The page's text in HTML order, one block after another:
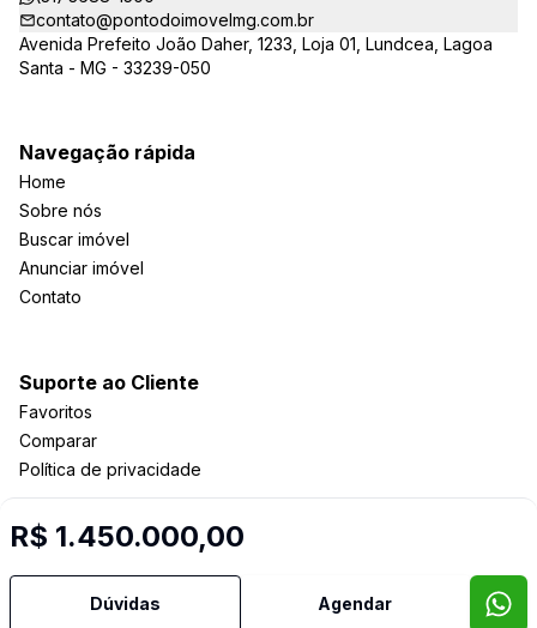
R$ 1.450.000,00
Dúvidas Agendar
contato@pontodoimovelmg.com.br
Avenida Prefeito João Daher, 1233, Loja 01, Lundcea, Lagoa
Santa - MG - 33239-050
Navegação rápida
Home
Sobre nós
Buscar imóvel
Anunciar imóvel
Contato
Suporte ao Cliente
Favoritos
Comparar
Política de privacidade
Selo de Tecnologia Loft